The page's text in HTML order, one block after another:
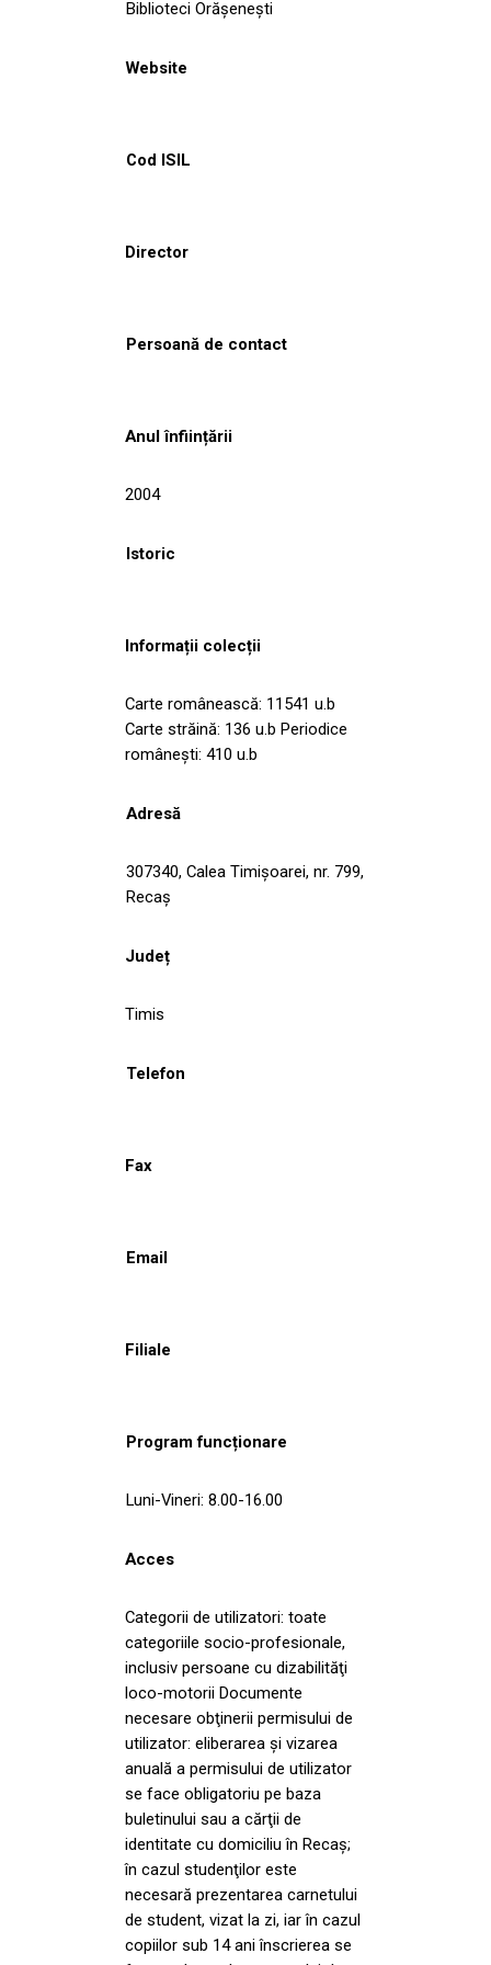
Biblioteci Orășenești
Website
Cod ISIL
Director
Persoană de contact
Anul înființării
2004
Istoric
Informații colecții
Carte românească: 11541 u.b
Carte străină: 136 u.b Periodice
româneşti: 410 u.b
Adresă
307340, Calea Timişoarei, nr. 799,
Recaş
Județ
Timis
Telefon
Fax
Email
Filiale
Program funcționare
Luni-Vineri: 8.00-16.00
Acces
Categorii de utilizatori: toate
categoriile socio-profesionale,
inclusiv persoane cu dizabilităţi
loco-motorii Documente
necesare obţinerii permisului de
utilizator: eliberarea şi vizarea
anuală a permisului de utilizator
se face obligatoriu pe baza
buletinului sau a cărţii de
identitate cu domiciliu în Recaş;
în cazul studenţilor este
necesară prezentarea carnetului
de student, vizat la zi, iar în cazul
copiilor sub 14 ani înscrierea se